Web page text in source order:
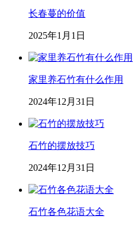
长春蔓的价值
2025年1月1日
家里养石竹有什么作用
2024年12月31日
石竹的摆放技巧
2024年12月31日
石竹各色花语大全